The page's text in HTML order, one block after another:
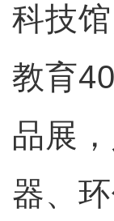
科技
教育
品展
器、